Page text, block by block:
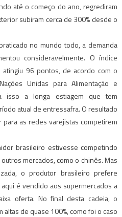
até o começo do ano, regrediram
subiram cerca de 300% desde o
no mundo todo, a demanda
consideravelmente. O índice
96 pontos, de acordo com o
Unidas para Alimentação e
isso a longa estiagem que tem
atual de entressafra. O resultado
para as redes varejistas competirem
brasileiro estivesse competindo
mercados, como o chinês. Mas
o produtor brasileiro prefere
é vendido aos supermercados a
oferta. No final desta cadeia, o
de quase 100%, como foi o caso